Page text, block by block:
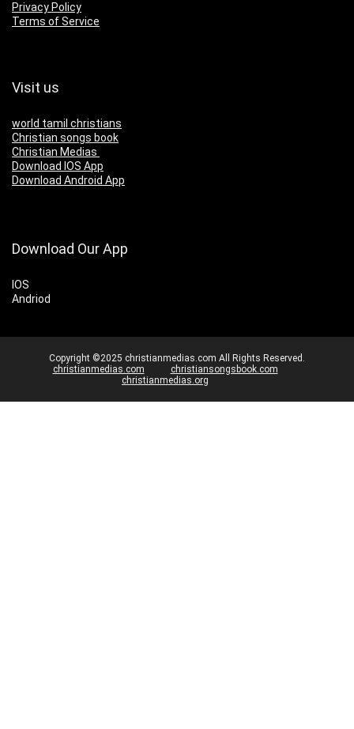
Privacy Policy
Terms of Service
Visit us
world tamil christians
Christian songs book
Christian Medias
Download IOS App
Download Android App
Download Our App
IOS
Andriod
Copyright ©2025 christianmedias.com All Rights Reserved.
christianmedias.com
christiansongsbook.com
christianmedias.org